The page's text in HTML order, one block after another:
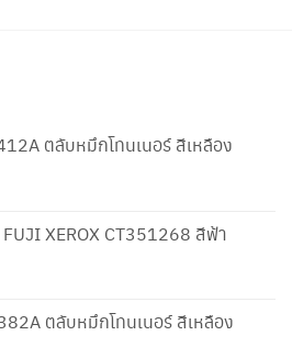
ตลับหมึกโทนเนอร์ สีเหลือง
XEROX CT351268 สีฟ้า
ตลับหมึกโทนเนอร์ สีเหลือง